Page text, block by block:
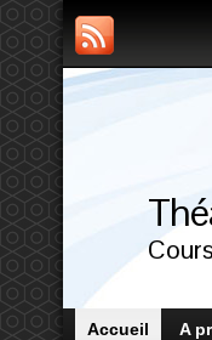
Accueil A